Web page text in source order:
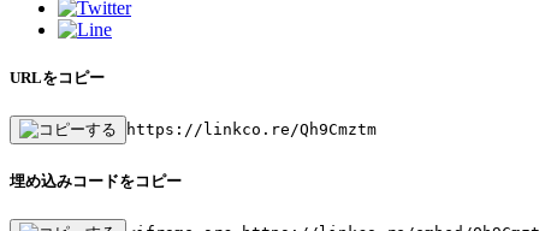
URLをコピー
https://linkco.re/Qh9Cmztm
埋め込みコードをコピー